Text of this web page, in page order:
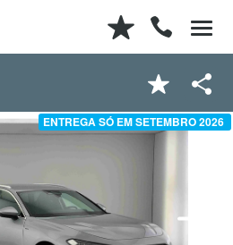
ENTREGA SÓ EM SETEMBRO 2026